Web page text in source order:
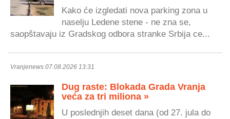
Kako će izgledati nova parking zona u
naselju Ledene stene - ne zna se,
saopštavaju iz Gradskog odbora stranke Srbija ce...
Vranjenews 07.08.2026 13:31
Dug raste: Blokada Grada Vranja
veća za tri miliona »
U poslednjih deset dana (od 27. jula do